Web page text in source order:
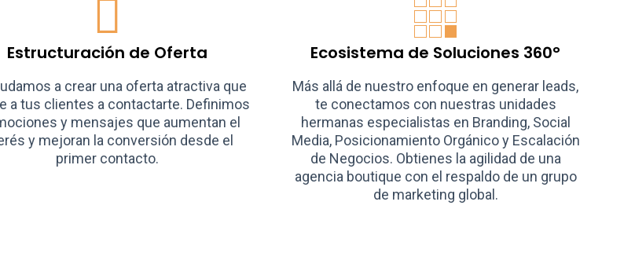
Estructuración de Oferta
a crear una oferta atractiva que
a tus clientes a contactarte. Definimos
y mensajes que aumentan el
y mejoran la conversión desde el
primer contacto.
Ecosistema de Soluciones 360°
Más allá de nuestro enfoque en generar leads,
te conectamos con nuestras unidades
hermanas especialistas en Branding, Social
Media, Posicionamiento Orgánico y Escalación
de Negocios. Obtienes la agilidad de una
agencia boutique con el respaldo de un grupo
de marketing global.